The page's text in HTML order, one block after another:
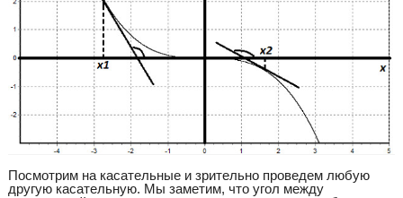
Посмотрим на касательные и зрительно проведем любую
другую касательную. Мы заметим, что угол между